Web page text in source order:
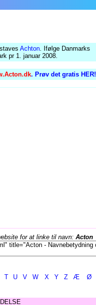
Achton. Ifølge Danmarks
pr 1. januar 2008.
. Prøv det gratis HER!
for at linke til navn: Acton
T U V W X Y Z Æ Ø